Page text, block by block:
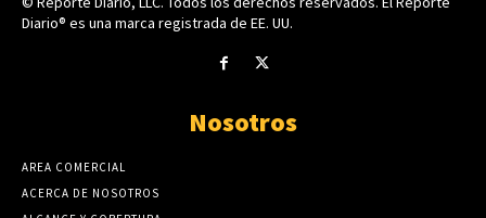
Diario® es una marca registrada de EE. UU.
Nosotros
AREA COMERCIAL
ACERCA DE NOSOTROS